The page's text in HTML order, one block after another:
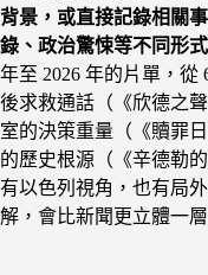
背景，或直接記錄相關
錄、政治驚悚等不同形式
年至 2026 年的片單，從
後求救通話（《欣德之
室的決策重量（《贖罪
的歷史根源（《辛德勒
有以色列視角，也有局
解，會比新聞更立體一層